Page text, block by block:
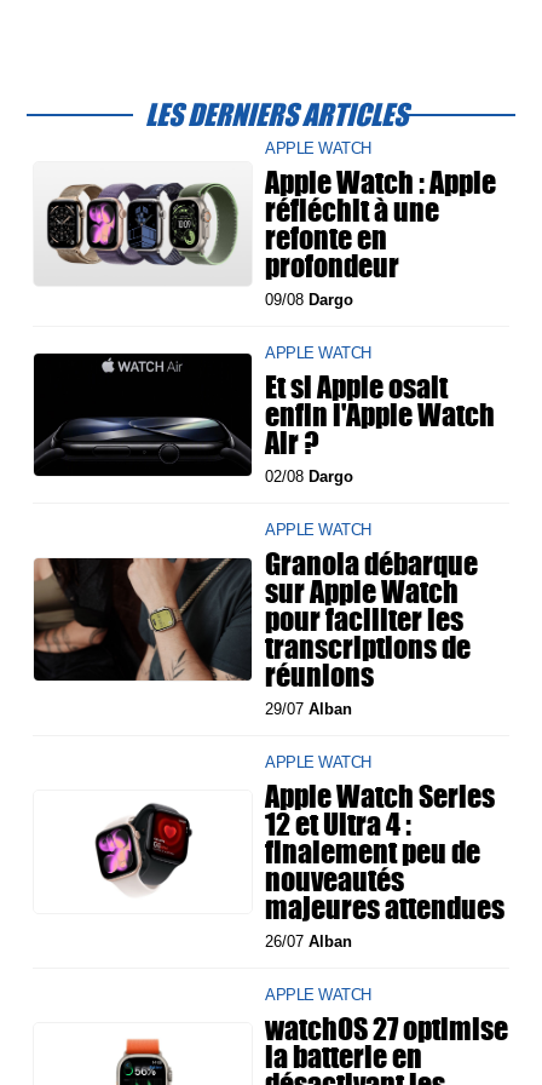
LES DERNIERS ARTICLES
APPLE WATCH
Apple Watch : Apple
réfléchit à une
refonte en
profondeur
09/08 Dargo
APPLE WATCH
Et si Apple osait
enfin l'Apple Watch
Air ?
02/08 Dargo
APPLE WATCH
Granola débarque
sur Apple Watch
pour faciliter les
transcriptions de
réunions
29/07Alban
APPLE WATCH
Apple Watch Series
12 et Ultra 4 :
finalement peu de
nouveautés
majeures attendues
26/07Alban
APPLE WATCH
watchOS 27 optimise
la batterie en